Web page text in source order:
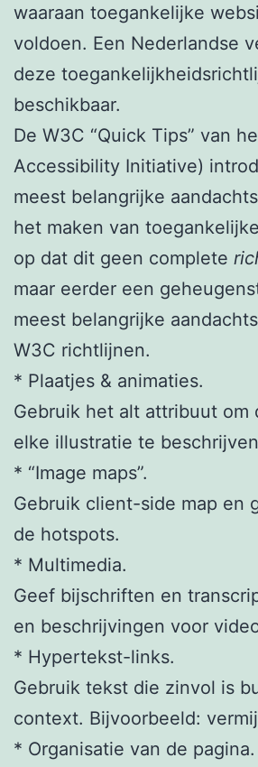
waaraan toegankelijke
voldoen. Een Nederlandse
deze
beschikbaar.
De W3C “Quick Tips” van
Accessibility Initiative)
meest belangrijke
het maken van
op dat dit geen complete
maar eerder een
meest belangrijke
W3C richtlijnen.
* Plaatjes & animaties.
Gebruik het alt attribuut om
elke illustratie te
* “Image maps”.
Gebruik client-side map en
de hotspots.
* Multimedia.
Geef bijschriften en
en beschrijvingen voor
* Hypertekst-links.
Gebruik tekst die zinvol is
context. Bijvoorbeeld:
* Organisatie van de pagina.